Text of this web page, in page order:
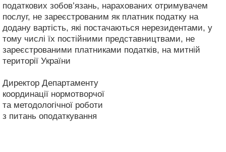
податкових зобов’язань, нарахованих отримувачем
послуг, не зареєстрованим як платник податку на
додану вартість, які постачаються нерезидентами, у
тому числі їх постійними представництвами, не
зареєстрованими платниками податків, на митній
території України
Директор Департаменту
координації нормотворчої
та методологічної роботи
з питань оподаткування